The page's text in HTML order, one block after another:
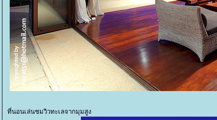
ที่นอนเล่นชมวิวทะเลจากมุมสูง